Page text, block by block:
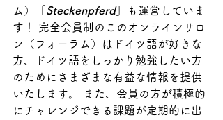
ム）「 Steckenpferd」も運営していま
す！ 完全会員制のこのオンラインサロ
ン（フォーラム）はドイツ語が好きな
方、ドイツ語をしっかり勉強したい方
のためにさまざまな有益な情報を提供
いたします。 また、会員の方が積極的
にチャレンジできる課題が定期的に出